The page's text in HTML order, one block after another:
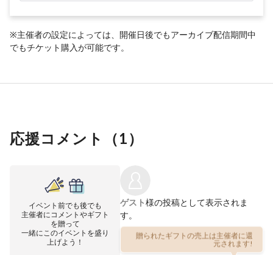
※主催者の設定によっては、開催日後でもアーカイブ配信期間中
でもチケット購入が可能です。
応援コメント（1）
イベント前でも後でも
主催者にコメントやギフト
を贈って
一緒にこのイベントを盛り
上げよう！
ゲスト様の投稿として表示されま
す。
贈られたギフトの売上は主催者に還
元されます!